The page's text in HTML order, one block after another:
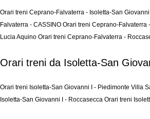
Orari treni Ceprano-Falvaterra - Isoletta-San Giovanni I
Falvaterra - CASSINO Orari treni Ceprano-Falvaterra
Lucia Aquino Orari treni Ceprano-Falvaterra -
Orari treni da Isoletta-San
Orari treni Isoletta-San Giovanni I - Piedimonte Villa
Isoletta-San Giovanni I - Roccasecca Orari treni